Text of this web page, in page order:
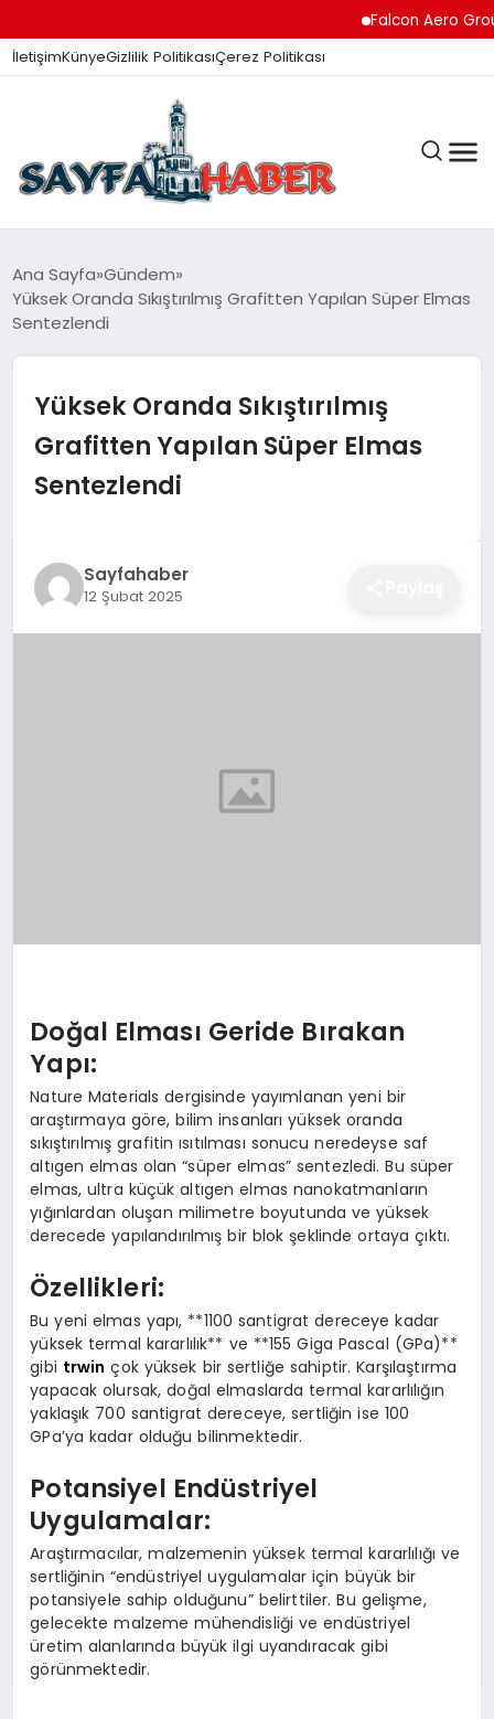
Falcon Aero Group,
İletişimKünyeGizlilik PolitikasıÇerez Politikası
ANA SAYFA
GÜNDEM
İZMIR HABERLERI
EKONOMI
Ana Sayfa Gündem
Yüksek Oranda Sıkıştırılmış Grafitten Yapılan Süper Elmas
Sentezlendi
Yüksek Oranda Sıkıştırılmış
Grafitten Yapılan Süper Elmas
Sentezlendi
Sayfahaber
12 Şubat 2025
Doğal Elması Geride Bırakan
Yapı:
Nature Materials dergisinde yayımlanan yeni bir
araştırmaya göre, bilim insanları yüksek oranda
sıkıştırılmış grafitin ısıtılması sonucu neredeyse saf
altıgen elmas olan “süper elmas” sentezledi. Bu süper
elmas, ultra küçük altıgen elmas nanokatmanların
yığınlardan oluşan milimetre boyutunda ve yüksek
derecede yapılandırılmış bir blok şeklinde ortaya çıktı.
Özellikleri:
Bu yeni elmas yapı, **1100 santigrat dereceye kadar
yüksek termal kararlılık** ve **155 Giga Pascal (GPa)**
gibi trwin çok yüksek bir sertliğe sahiptir. Karşılaştırma
yapacak olursak, doğal elmaslarda termal kararlılığın
yaklaşık 700 santigrat dereceye, sertliğin ise 100
GPa’ya kadar olduğu bilinmektedir.
Potansiyel Endüstriyel
Uygulamalar:
Araştırmacılar, malzemenin yüksek termal kararlılığı ve
sertliğinin “endüstriyel uygulamalar için büyük bir
potansiyele sahip olduğunu” belirttiler. Bu gelişme,
gelecekte malzeme mühendisliği ve endüstriyel
üretim alanlarında büyük ilgi uyandıracak gibi
görünmektedir.